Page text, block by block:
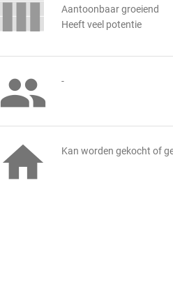
Aantoonbaar groeiend
Heeft veel potentie
 -
 Kan worden gekocht of